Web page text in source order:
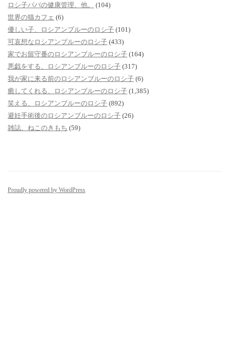
ロシ子パパの健康管理、他。
(104)
世界の猫カフェ (6)
優しい子、ロシアンブルーのロシ子 (101)
可哀想なロシアンブルーのロシ子 (433)
家でお留守番のロシアンブルーのロシ子 (164)
悪戯をする、ロシアンブルーのロシ子 (317)
我が家に来る前のロシアンブルーのロシ子 (6)
癒してくれる、ロシアンブルーのロシ子 (1,385)
笑える、ロシアンブルーのロシ子 (892)
避妊手術後のロシアンブルーのロシ子 (26)
雑誌、ねこのきもち (59)
Proudly powered by WordPress